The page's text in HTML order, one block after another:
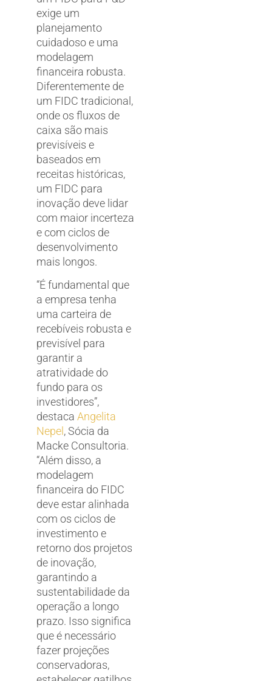
exige um
planejamento
cuidadoso e uma
modelagem
financeira robusta.
Diferentemente de
um FIDC tradicional,
onde os fluxos de
caixa são mais
previsíveis e
baseados em
receitas históricas,
um FIDC para
inovação deve lidar
com maior incerteza
e com ciclos de
desenvolvimento
mais longos.
“É fundamental que
a empresa tenha
uma carteira de
recebíveis robusta e
previsível para
garantir a
atratividade do
fundo para os
investidores”,
destaca Angelita
Nepel , Sócia da
Macke Consultoria.
“Além disso, a
modelagem
financeira do FIDC
deve estar alinhada
com os ciclos de
investimento e
retorno dos projetos
de inovação,
garantindo a
sustentabilidade da
operação a longo
prazo. Isso significa
que é necessário
fazer projeções
conservadoras,